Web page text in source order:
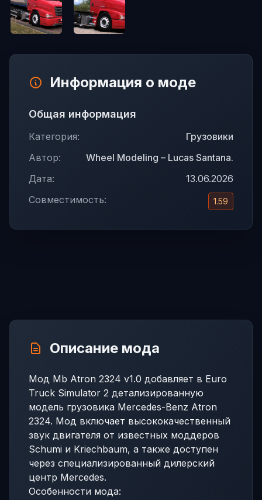
Информация о моде
Общая информация
Категория:
Грузовики
Автор:
Wheel Modeling – Lucas Santana.
Дата:
13.06.2026
Совместимость:
1.59
Описание мода
Мод Mb Atron 2324 v1.0 добавляет в Euro
Truck Simulator 2 детализированную
модель грузовика Mercedes-Benz Atron
2324. Мод включает высококачественный
звук двигателя от известных моддеров
Schumi и Kriechbaum, а также доступен
через специализированный дилерский
центр Mercedes.
Особенности мода: